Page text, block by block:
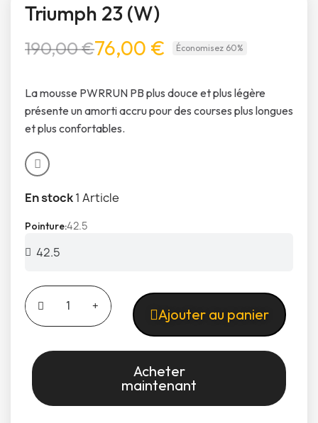
Triumph 23 (W)
190,00 €76,00 € Économisez 60%
La mousse PWRRUN PB plus douce et plus légère
présente un amorti accru pour des courses plus longues
et plus confortables.
En stock1 Article
Pointure42.5
Ajouter au panier
Acheter
maintenant